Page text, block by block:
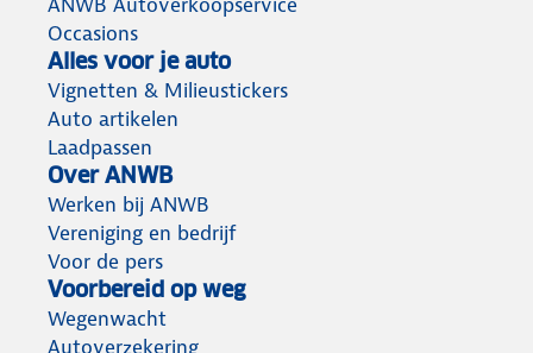
Occasions
Alles voor je auto
Vignetten & Milieustickers
Auto artikelen
Laadpassen
Over ANWB
Werken bij ANWB
Vereniging en bedrijf
Voor de pers
Voorbereid op weg
Wegenwacht
Autoverzekering